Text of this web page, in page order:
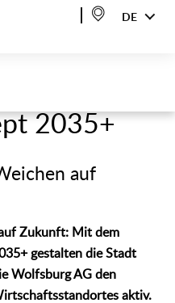
DE
2035+
auf
Zukunft: Mit dem
gestalten die Stadt
Wolfsburg AG den
aktiv.